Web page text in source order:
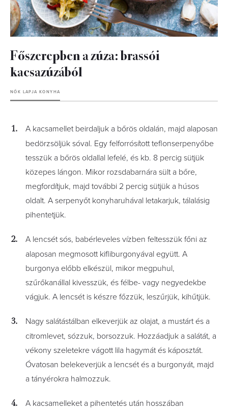
Főszerepben a zúza: brassói
kacsazúzából
NŐK LAPJA KONYHA
A kacsamellet beirdaljuk a bőrös oldalán, majd alaposan
bedörzsöljük sóval. Egy felforrósított teflonserpenyőbe
tesszük a bőrös oldallal lefelé, és kb. 8 percig sütjük
közepes lángon. Mikor rozsdabarnára sült a bőre,
megfordítjuk, majd további 2 percig sütjük a húsos
oldalt. A serpenyőt konyharuhával letakarjuk, tálalásig
pihentetjük.
A lencsét sós, babérleveles vízben feltesszük főni az
alaposan megmosott kifliburgonyával együtt. A
burgonya előbb elkészül, mikor megpuhul,
szűrőkanállal kivesszük, és félbe- vagy negyedekbe
vágjuk. A lencsét is készre főzzük, leszűrjük, kihűtjük.
Nagy salátástálban elkeverjük az olajat, a mustárt és a
citromlevet, sózzuk, borsozzuk. Hozzáadjuk a salátát, a
vékony szeletekre vágott lila hagymát és káposztát.
Óvatosan belekeverjük a lencsét és a burgonyát, majd
a tányérokra halmozzuk.
A kacsamelleket a pihentetés után hosszában